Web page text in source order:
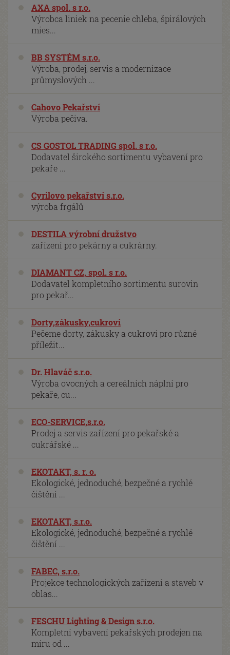
AXA spol. s r.o.
Výrobca liniek na pecenie chleba, špirálových
mies...
BB SYSTÉM s.r.o.
Výroba, prodej, servis a modernizace
průmyslových ...
Cahovo Pekařství
Výroba pečiva.
CS GOSTOL TRADING spol. s r.o.
Dodavatel širokého sortimentu vybavení pro
pekaře ...
Cyrilovo pekařství s.r.o.
výroba frgálů
DESTILA výrobní družstvo
zařízení pro pekárny a cukrárny.
DIAMANT CZ, spol. s r.o.
Dodavatel kompletního sortimentu surovin
pro pekař...
Dorty,zákusky,cukroví
Pečeme dorty, zákusky a cukroví pro různé
příležit...
Dr. Hlaváč s.r.o.
Výroba ovocných a cereálních náplní pro
pekaře, cu...
ECO-SERVICE,s.r.o.
Prodej a servis zařízení pro pekařské a
cukrářské ...
EKOTAKT, s. r. o.
Ekologické, jednoduché, bezpečné a rychlé
čištění ...
EKOTAKT, s.r.o.
Ekologické, jednoduché, bezpečné a rychlé
čištění ...
FABEC, s.r.o.
Projekce technologických zařízení a staveb v
oblas...
FESCHU Lighting & Design s.r.o.
Kompletní vybavení pekařských prodejen na
míru od ...